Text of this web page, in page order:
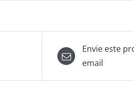
Envie este
email